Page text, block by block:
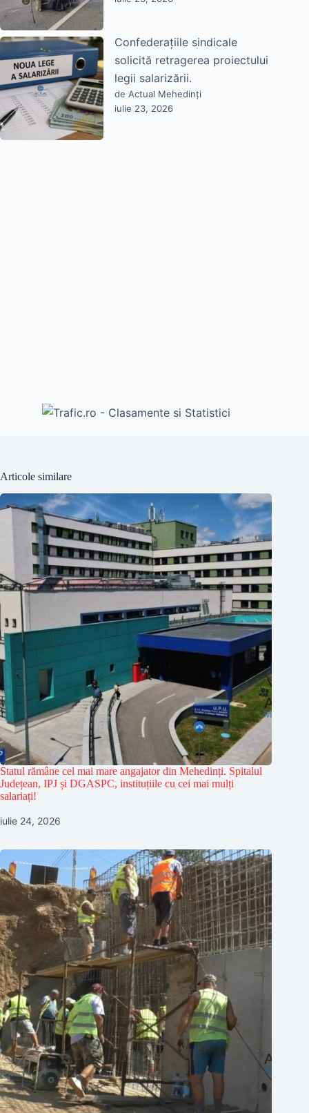
Confederațiile sindicale
solicită retragerea proiectului
legii salarizării.
de Actual Mehedinți
iulie 23, 2026
Articole similare
Statul rămâne cel mai mare angajator din Mehedinți. Spitalul
Județean, IPJ și DGASPC, instituțiile cu cei mai mulți
salariați!
iulie 24, 2026